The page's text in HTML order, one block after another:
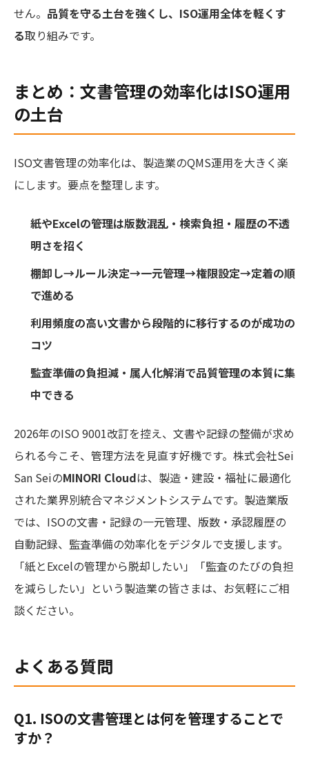
せん。 品質を守る土台を強くし、ISO運用全体を軽くす
る取り組みです。
まとめ：文書管理の効率化はISO運用
の土台
ISO文書管理の効率化は、製造業のQMS運用を大きく楽
にします。要点を整理します。
紙やExcelの管理は版数混乱・検索負担・履歴の不透
明さを招く
棚卸し→ルール決定→一元管理→権限設定→定着の順
で進める
利用頻度の高い文書から段階的に移行するのが成功の
コツ
監査準備の負担減・属人化解消で品質管理の本質に集
中できる
2026年のISO 9001改訂を控え、文書や記録の整備が求め
られる今こそ、管理方法を見直す好機です。株式会社Sei
San SeiのMINORI Cloudは、製造・建設・福祉に最適化
された業界別統合マネジメントシステムです。製造業版
では、ISOの文書・記録の一元管理、版数・承認履歴の
自動記録、監査準備の効率化をデジタルで支援します。
「紙とExcelの管理から脱却したい」「監査のたびの負担
を減らしたい」という製造業の皆さまは、お気軽にご相
談ください。
よくある質問
Q1. ISOの文書管理とは何を管理することで
すか？